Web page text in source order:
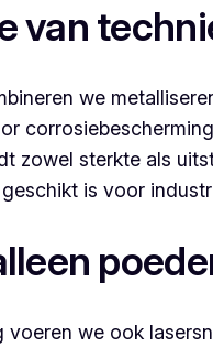
van
we
zowel sterkte als
is voor
we ook